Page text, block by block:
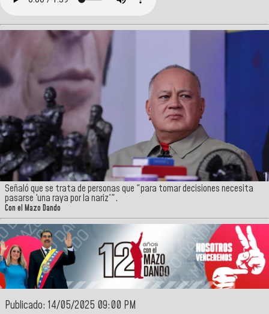
Señaló que se trata de personas que "para tomar decisiones necesita
pasarse 'una raya por la nariz'".
Con el Mazo Dando
Publicado: 14/05/2025 09:00 PM